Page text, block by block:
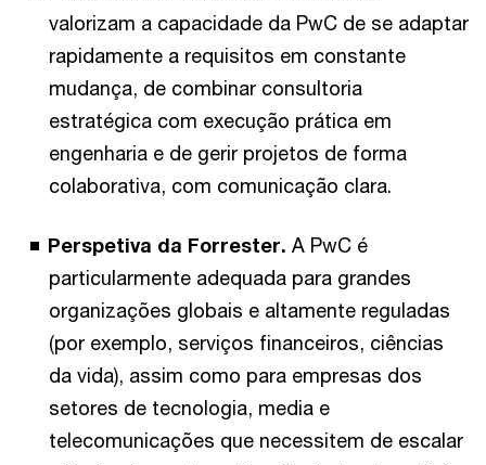
valorizam a capacidade da PwC de se adaptar
rapidamente a requisitos em constante
mudança, de combinar consultoria
estratégica com execução prática em
engenharia e de gerir projetos de forma
colaborativa, com comunicação clara.
Perspetiva da Forrester. A PwC é
particularmente adequada para grandes
organizações globais e altamente reguladas
(por exemplo, serviços financeiros, ciências
da vida), assim como para empresas dos
setores de tecnologia, media e
telecomunicações que necessitem de escalar